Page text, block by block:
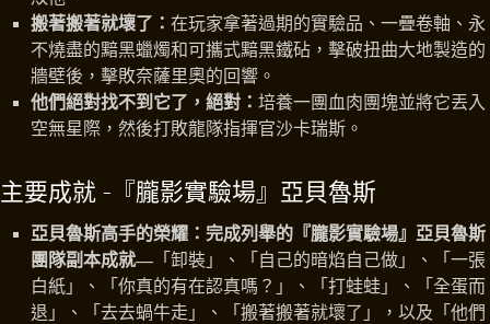
搬著搬著就壞了： 在玩家拿著過期的實驗品、一疊卷軸、永
不燒盡的黯黑蠟燭和可攜式黯黑鐵砧，擊破扭曲大地製造的
牆壁後，擊敗奈薩里奧的回響。
他們絕對找不到它了，絕對： 培養一團血肉團塊並將它丟入
空無星際，然後打敗龍隊指揮官沙卡瑞斯。
主要成就 -『朧影實驗場』亞貝魯斯
亞貝魯斯高手的榮耀：完成列舉的『朧影實驗場』亞貝魯斯
團隊副本成就— 「卸裝」、「自己的暗焰自己做」、「一張
白紙」、「你真的有在認真嗎？」、「打蛙蛙」、「全蛋而
退」、「去去蝸牛走」、「搬著搬著就壞了」，以及「他們